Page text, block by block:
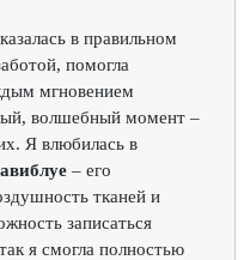
в правильном
помогла
мгновением
волшебный момент –
Я влюбилась в
– его
тканей и
записаться
я смогла полностью